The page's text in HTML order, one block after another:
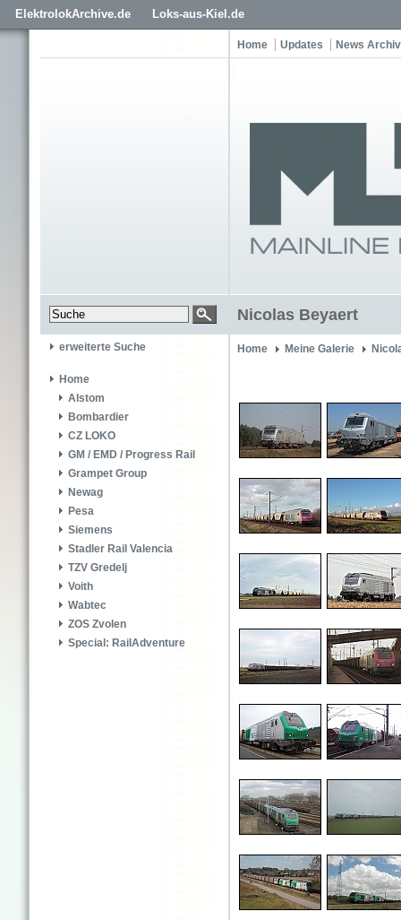
ElektrolokArchive.de Loks-aus-Kiel.de
Home Updates News Archiv
Nicolas Beyaert
erweiterte Suche
Home
Alstom
Bombardier
CZ LOKO
GM / EMD / Progress Rail
Grampet Group
Newag
Pesa
Siemens
Stadler Rail Valencia
TZV Gredelj
Voith
Wabtec
ZOS Zvolen
Special: RailAdventure
Home Meine Galerie